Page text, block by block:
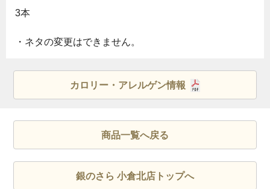
3本
・ネタの変更はできません。
カロリー・アレルゲン情報
商品一覧へ戻る
銀のさら 小倉北店トップへ